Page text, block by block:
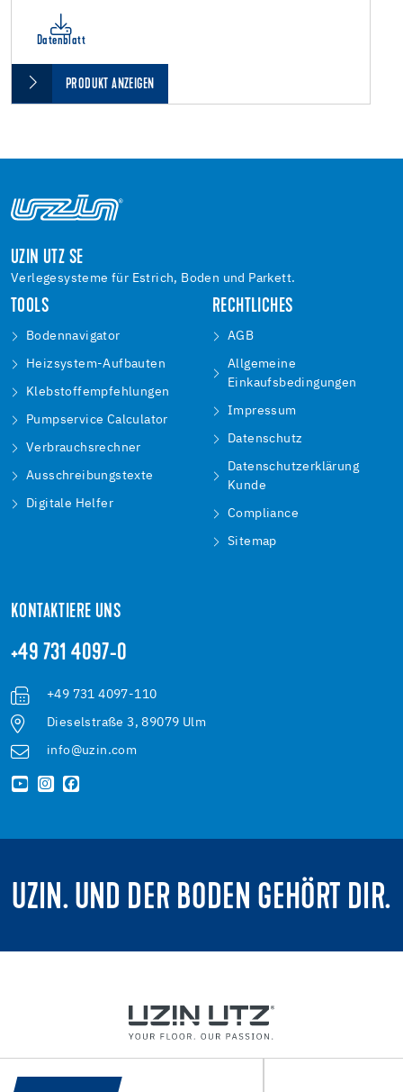
Datenblatt
PRODUKT ANZEIGEN
UZIN UTZ SE
Verlegesysteme für Estrich, Boden und Parkett.
TOOLS
Bodennavigator
Heizsystem-Aufbauten
Klebstoffempfehlungen
Pumpservice Calculator
Verbrauchsrechner
Ausschreibungstexte
Digitale Helfer
RECHTLICHES
AGB
Allgemeine
Einkaufsbedingungen
Impressum
Datenschutz
Datenschutzerklärung
Kunde
Compliance
Sitemap
KONTAKTIERE UNS
+49 731 4097-0
+49 731 4097-110
Dieselstraße 3, 89079 Ulm
info@uzin.com
UZIN. UND DER BODEN GEHÖRT DIR.